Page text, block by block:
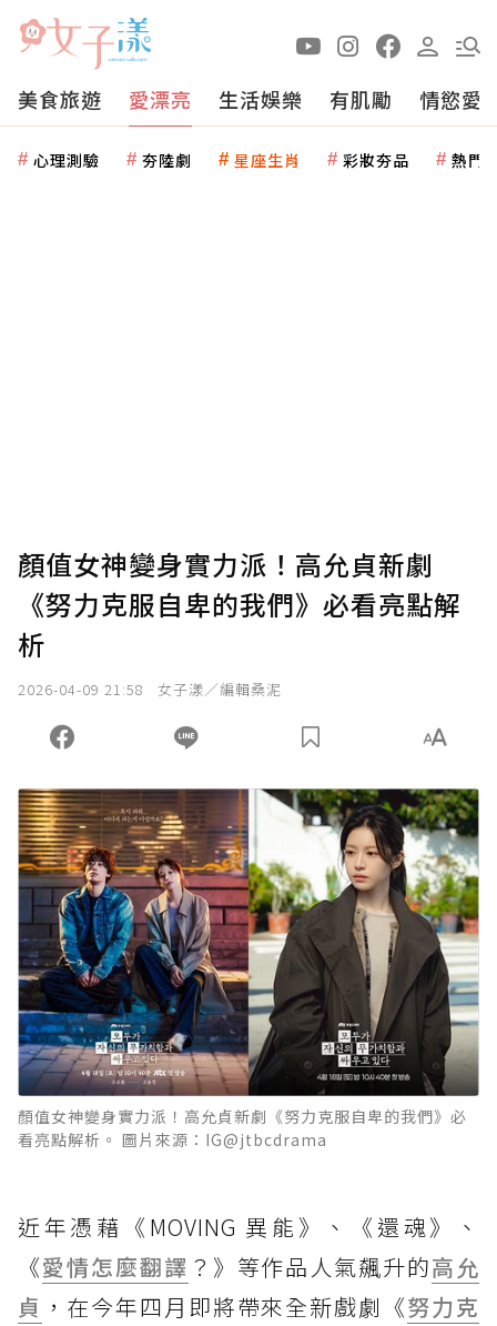
美食旅遊 愛漂亮 生活娛樂 有肌勵 情慾愛
心理測驗 夯陸劇 星座生肖 彩妝夯品 熱門
顏值女神變身實力派！高允貞新劇
《努力克服自卑的我們》必看亮點解
析
2026-04-09 21:58 女子漾／編輯桑泥
顏值女神變身實力派！高允貞新劇《努力克服自卑的我們》必
看亮點解析。 圖片來源：IG@jtbcdrama
近年憑藉《MOVING 異能》、《還魂》、
《愛情怎麼翻譯 ？》等作品人氣飆升的高允
貞 ，在今年四月即將帶來全新戲劇《努力克